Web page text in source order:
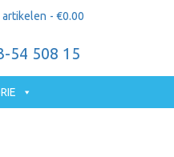
artikelen €0.00
54 508 15